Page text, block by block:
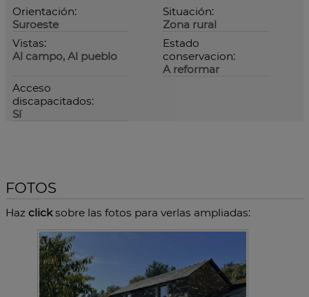
Orientación:
Suroeste
Situación:
Zona rural
Vistas:
Al campo, Al pueblo
Estado
conservacion:
A reformar
Acceso
discapacitados:
Sí
FOTOS
Haz clicksobre las fotos para verlas ampliadas: